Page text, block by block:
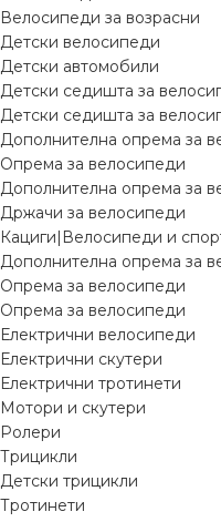
Велосипеди за возрасни
Детски велосипеди
Детски автомобили
Детски седишта за
Детски седишта за
Дополнителна опрема за
Опрема за велосипеди
Дополнителна опрема за
Држачи за велосипеди
Кациги|Велосипеди и
Дополнителна опрема за
Опрема за велосипеди
Опрема за велосипеди
Електрични велосипеди
Електрични скутери
Електрични тротинети
Мотори и скутери
Ролери
Трицикли
Детски трицикли
Тротинети